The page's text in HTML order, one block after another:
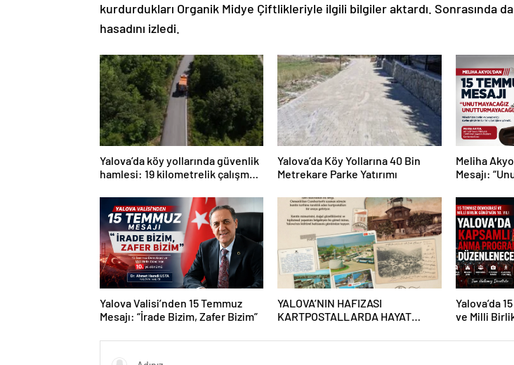
kurdurdukları Organik Midye Çiftlikleriyle ilgili bilgiler aktardı. Sonrasında
hasadını izledi.
Yalova’da köy yollarında güvenlik
hamlesi: 19 kilometrelik çalışma
Yalova’da Köy Yollarına 40 Bin
Metrekare Parke Yatırımı
Meliha
Mesajı:
Yalova Valisi’nden 15 Temmuz
Mesajı: “İrade Bizim, Zafer Bizim”
YALOVA’NIN HAFIZASI
KARTPOSTALLARDA HAYAT
Yalova’da
ve Milli Birlik
Programı